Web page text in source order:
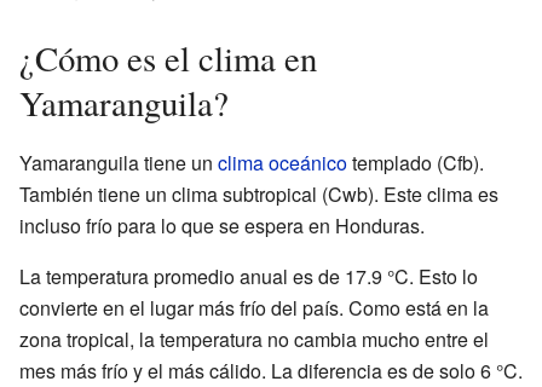
¿Cómo es el clima en
Yamaranguila?
Yamaranguila tiene un clima oceánicotemplado (Cfb).
También tiene un clima subtropical (Cwb). Este clima es
incluso frío para lo que se espera en Honduras.
La temperatura promedio anual es de 17.9 °C. Esto lo
convierte en el lugar más frío del país. Como está en la
zona tropical, la temperatura no cambia mucho entre el
mes más frío y el más cálido. La diferencia es de solo 6 °C.